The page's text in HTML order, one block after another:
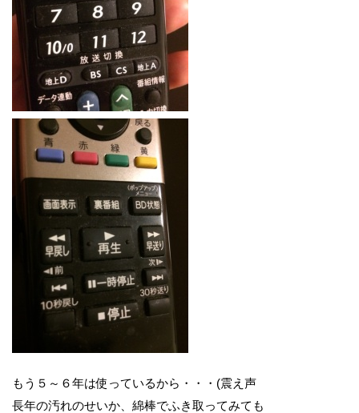
もう５～６年は使っているから・・・(震え声
長年の汚れのせいか、綿棒でふき取ってみても